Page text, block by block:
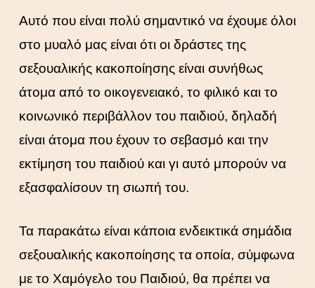
Αυτό που είναι πολύ σημαντικό να έχουμε όλοι
στο μυαλό μας είναι ότι οι δράστες της
σεξουαλικής κακοποίησης είναι συνήθως
άτομα από το οικογενειακό, το φιλικό και το
κοινωνικό περιβάλλον του παιδιού, δηλαδή
είναι άτομα που έχουν το σεβασμό και την
εκτίμηση του παιδιού και γι αυτό μπορούν να
εξασφαλίσουν τη σιωπή του.
Τα παρακάτω είναι κάποια ενδεικτικά σημάδια
σεξουαλικής κακοποίησης τα οποία, σύμφωνα
με το Χαμόγελο του Παιδιού, θα πρέπει να